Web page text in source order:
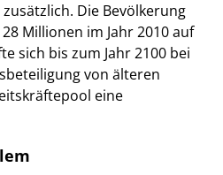
Die Bevölkerung
Millionen im Jahr 2010 auf
sich bis zum Jahr 2100 bei
von älteren
eine